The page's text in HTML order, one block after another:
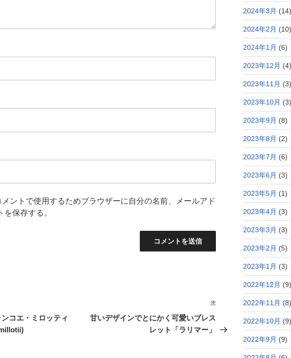
メントで使用するためブラウザーに自分の名前、メールアド
を保存する。
コエ・ミロッティ
投
次
甘いデザインでとにかく可愛いブレス
レット「ラリマー」
2024年3月 (14)
2024年2月 (10)
2024年1月 (6)
2023年12月 (4)
2023年11月 (3)
2023年10月 (3)
2023年9月 (8)
2023年8月 (2)
2023年7月 (6)
2023年6月 (3)
2023年5月 (1)
2023年4月 (3)
2023年3月 (3)
2023年2月 (5)
2023年1月 (3)
2022年12月 (9)
2022年11月 (8)
2022年10月 (9)
2022年9月 (9)